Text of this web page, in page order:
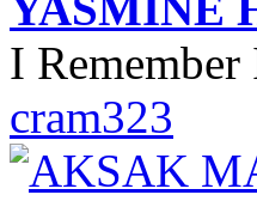
I Remember
cram323